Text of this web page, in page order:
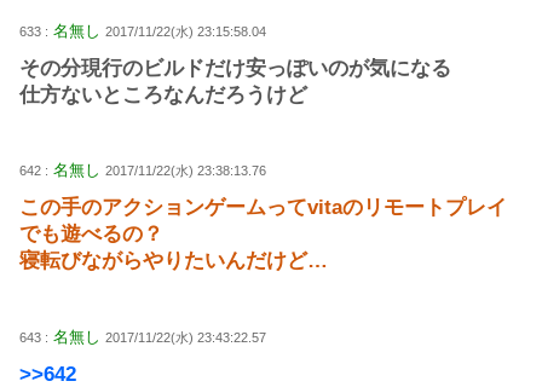
633 : 名無し 2017/11/22(水) 23:15:58.04
その分現行のビルドだけ安っぽいのが気になる
仕方ないところなんだろうけど
642 : 名無し 2017/11/22(水) 23:38:13.76
この手のアクションゲームってvitaのリモートプレイ
でも遊べるの？
寝転びながらやりたいんだけど…
643 : 名無し 2017/11/22(水) 23:43:22.57
>>642